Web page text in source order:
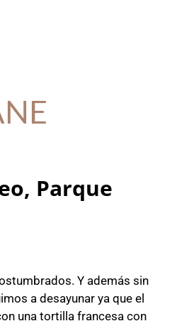
Parque
Y además sin
a desayunar ya que el
una tortilla francesa con